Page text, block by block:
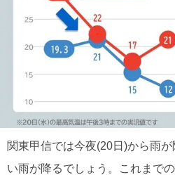
関東甲信では今夜(20日)から雨
い雨が降るでしょう。これまで